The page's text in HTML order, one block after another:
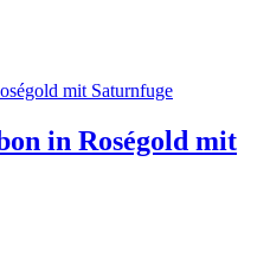
in Roségold mit